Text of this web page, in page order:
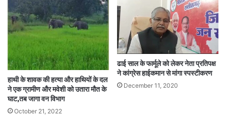
हाथी के शावक की हत्या और हाथियों के दल
ने एक ग्रामीण और मवेशी को उतारा मौत के
घाट,तब जागा वन विभाग
October 21, 2022
ढाई साल के फार्मूले को लेकर नेता प्रतिपक्ष
ने कांग्रेस हाईकमान से मांगा स्पस्टीकरण
December 11, 2020